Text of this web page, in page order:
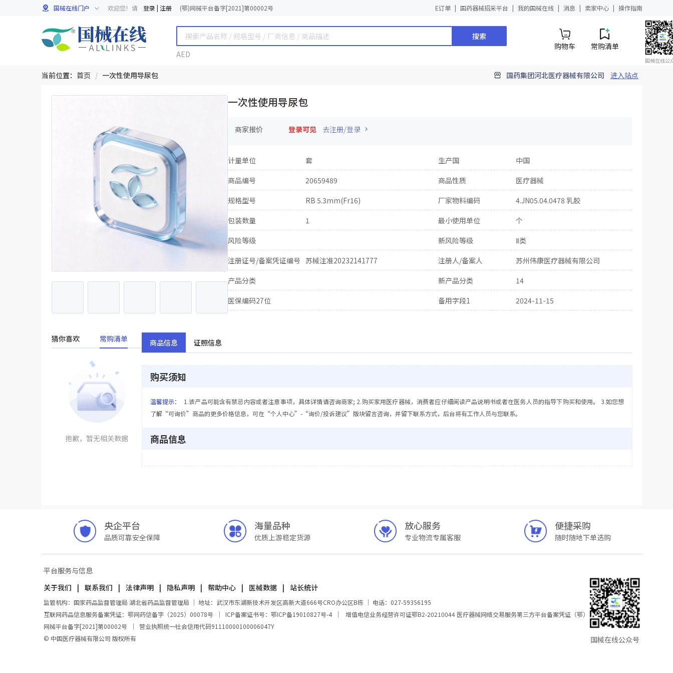
国械在线门户 欢迎您！请 登录 | 注册 (鄂)网械平台备字[2021]第00002号 E订单 国药器械招采平台 我的国械在线 消息 卖家中心 操作指南
搜索
AED
购物车 常购清单
国械在线公
当前位置： 首页 / 一次性使用导尿包 国药集团河北医疗器械有限公司 进入站点
一次性使用导尿包
商家报价 登录可见 去注册/登录
计量单位 套 生产国
中国
商品编号
20659489 商品性质
医疗器械
规格型号
RB 5.3mm(Fr16) 厂家物料编码
4.JN05.04.0478 乳胶
包装数量
1 最小使用单位
个
风险等级
新风险等级
Ⅱ类
注册证号/备案凭证编号 苏械注准20232141777 注册人/备案人
苏州伟康医疗器械有限公司
产品分类
新产品分类
14
医保编码27位
备用字段1 2024-11-15
猜你喜欢 常购清单
抱歉，暂无相关数据
商品信息 证照信息
购买须知
温馨提示：
1.该产品可能含有禁忌内容或者注意事项，具体详情请咨询商家; 2.购买家用医疗器械，消费者应仔细阅读产品说明书或者在医务人员的指导下购买和使用。 3.如您想
了解“可询价”商品的更多价格信息，可在“个人中心”-“询价/投诉建议”版块留言咨询，并留下联系方式，后台将有工作人员与您联系。
商品信息
央企平台
品质可靠安全保障
海量品种
优质上游稳定货源
放心服务
专业物流专属客服
便捷采购
随时随地下单选购
平台服务与信息
关于我们
联系我们 法律声明 隐私声明 帮助中心 医械数据 站长统计
监管机构：国家药品监督管理局 湖北省药品监督管理局 ｜ 地址：武汉市东湖新技术开发区高新大道666号CRO办公区B栋 ｜ 电话：027-59356195
互联网药品信息服务备案凭证：鄂网药信备字（2025）00078号
｜ ICP备案证书号：鄂ICP备19010827号-4 ｜ 增值电信业务经营许可证鄂B2-20210044 医疗器械网络交易服务第三方平台备案凭证（鄂）
网械平台备字[2021]第00002号
｜ 营业执照统一社会信用代码91110000100006047Y
© 中国医疗器械有限公司 版权所有
国械在线公众号